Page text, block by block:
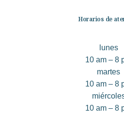
Horarios de
lunes
10 am – 8
martes
10 am – 8
10 am – 8